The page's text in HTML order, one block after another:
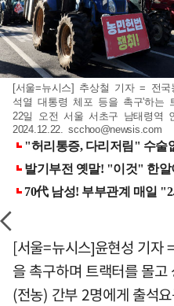
[서울=뉴시스] 추상철 기자 = 전
석열 대통령 체포 등을 촉구'하는
22일 오전 서울 서초구 남태령역
2024.12.22.scchoo@newsis.com
[서울=뉴시스]윤현성 기자
을 촉구하며 트랙터를 몰
(전농) 간부 2명에게 출석